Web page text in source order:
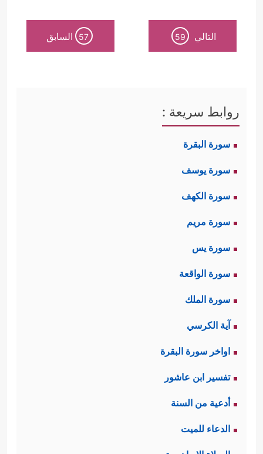
التالي 59
57 السابق
روابط سريعة :
سورة البقرة
سورة يوسف
سورة الكهف
سورة مريم
سورة يس
سورة الواقعة
سورة الملك
آية الكرسي
اواخر سورة البقرة
تفسير ابن عاشور
أدعية من السنة
الدعاء للميت